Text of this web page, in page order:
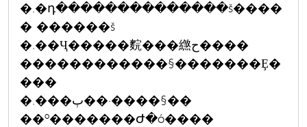
�.�դ��������������š����
� ������š
�.��Ҷ�����䴷���繺ح����
������������§�������Ȩ�
���
�.���ٻ��·����§��
��º�������Ժ�ó����